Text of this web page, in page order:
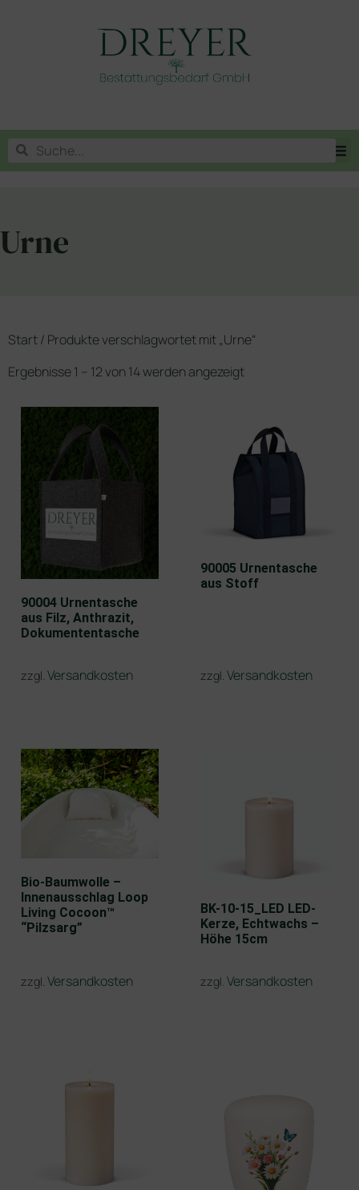
Urne
Start/ Produkte verschlagwortet mit „Urne“
Ergebnisse 1 – 12 von 14 werden angezeigt
90004 Urnentasche
aus Filz, Anthrazit,
Dokumententasche
zzgl. Versandkosten
90005 Urnentasche
aus Stoff
zzgl. Versandkosten
Bio-Baumwolle –
Innenausschlag Loop
Living Cocoon™
“Pilzsarg”
zzgl. Versandkosten
BK-10-15_LED LED-
Kerze, Echtwachs –
Höhe 15cm
zzgl. Versandkosten